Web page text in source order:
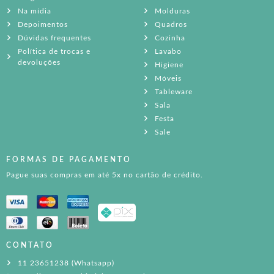
Na mídia
Depoimentos
Dúvidas frequentes
Política de trocas e
devoluções
Molduras
Quadros
Cozinha
Lavabo
Higiene
Móveis
Tableware
Sala
Festa
Sale
FORMAS DE PAGAMENTO
Pague suas compras em até 5x no cartão de crédito.
CONTATO
11 23651238 (Whatsapp)